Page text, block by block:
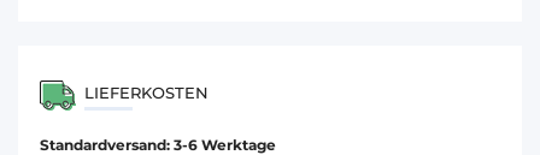
LIEFERKOSTEN
Standardversand: 3-6 Werktage